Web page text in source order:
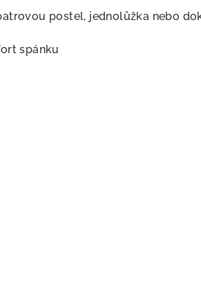
postel, jednolůžka nebo
spánku